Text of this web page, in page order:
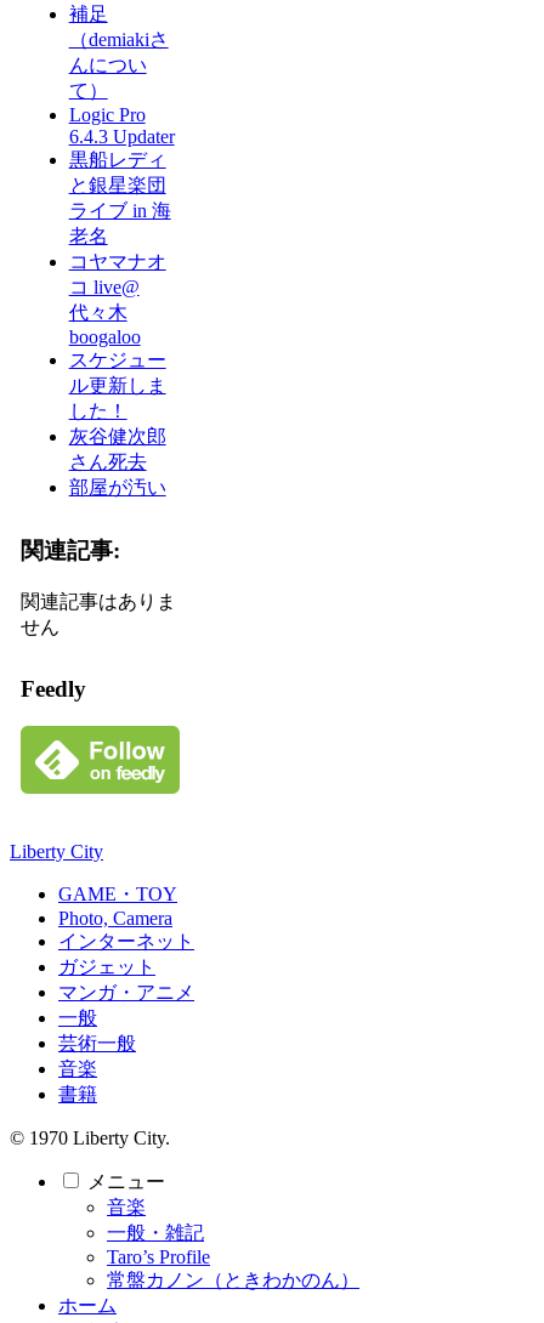
補足
（demiakiさ
んについ
て）
Logic Pro
6.4.3 Updater
黒船レディ
と銀星楽団
ライブ in 海
老名
コヤマナオ
コ live@
代々木
boogaloo
スケジュー
ル更新しま
した！
灰谷健次郎
さん死去
部屋が汚い
関連記事:
関連記事はありま
せん
Feedly
Liberty City
GAME・TOY
Photo, Camera
インターネット
ガジェット
マンガ・アニメ
一般
芸術一般
音楽
書籍
© 1970 Liberty City.
メニュー
音楽
一般・雑記
Taro’s Profile
常盤カノン（ときわかのん）
ホーム